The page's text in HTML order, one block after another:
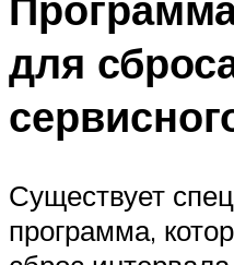
для
Существует
программа,